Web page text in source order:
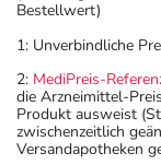
Bestellwert)
1: Unverbindliche
2: MediPreis-
die Arzneimittel-
Produkt ausweist
zwischenzeitlich
Versandapotheken